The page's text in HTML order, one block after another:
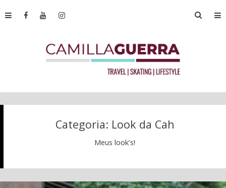
Categoria: Look da Cah
Meus look’s!